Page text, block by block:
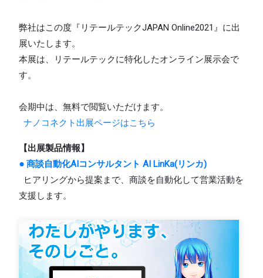
弊社はこの度『リテールテックJAPAN Online2021』に出
展いたします。
本展は、リテールテックに特化したオンライン展示会で
す。
会期中は、無料で閲覧いただけます。
ナノコネクト出展ページはこちら
【出展製品情報】
● 商談自動化AIコンサルタント AI LinKa(リンカ)
ヒアリングから提案まで、商談を自動化して営業活動を
支援します。